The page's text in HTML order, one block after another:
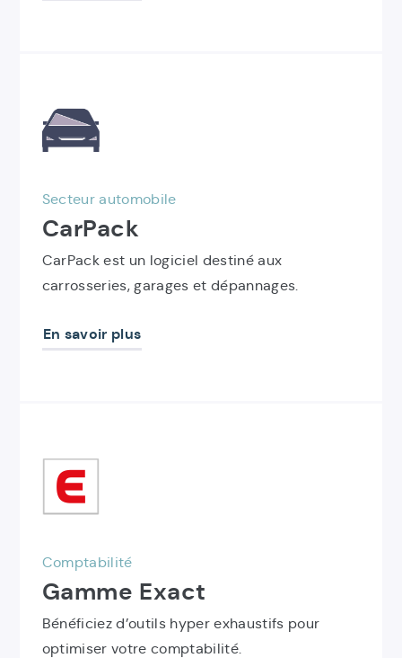
CarPack
Secteur automobile
CarPack est un logiciel destiné aux
carrosseries, garages et dépannages.
En savoir plus
Gamme Exact
Comptabilité
Bénéficiez d’outils hyper exhaustifs pour
optimiser votre comptabilité.